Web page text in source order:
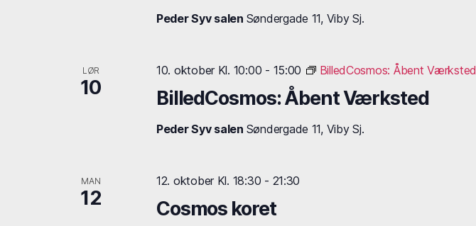
Peder Syv salen Søndergade 11, Viby Sj.
LØR
10
10. oktober Kl. 10:00 - 15:00 BilledCosmos: Åbent Værksted
BilledCosmos: Åbent Værksted
Peder Syv salen Søndergade 11, Viby Sj.
MAN
12
12. oktober Kl. 18:30 - 21:30
Cosmos koret